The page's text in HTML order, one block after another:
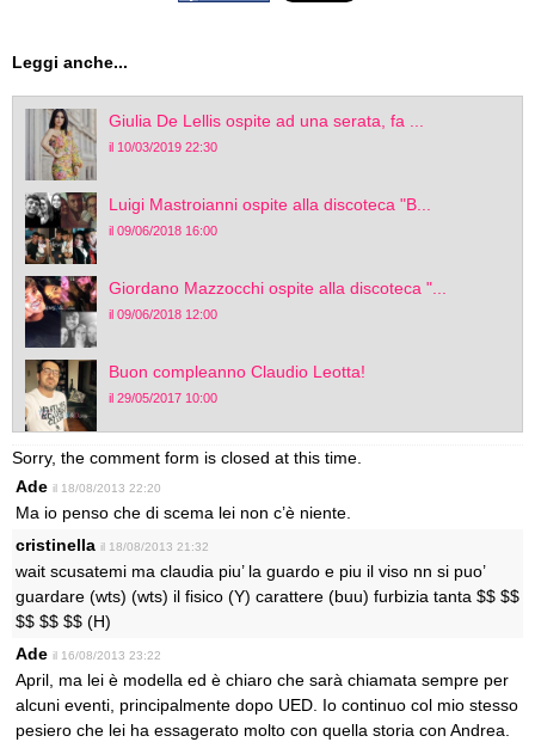
Leggi anche...
Giulia De Lellis ospite ad una serata, fa ...
il 10/03/2019 22:30
Luigi Mastroianni ospite alla discoteca "B...
il 09/06/2018 16:00
Giordano Mazzocchi ospite alla discoteca "...
il 09/06/2018 12:00
Buon compleanno Claudio Leotta!
il 29/05/2017 10:00
Sorry, the comment form is closed at this time.
Ade il 18/08/2013 22:20
Ma io penso che di scema lei non c’è niente.
cristinella il 18/08/2013 21:32
wait scusatemi ma claudia piu’ la guardo e piu il viso nn si puo’
guardare (wts) (wts) il fisico (Y) carattere (buu) furbizia tanta $$ $$
$$ $$ $$ (H)
Ade il 16/08/2013 23:22
April, ma lei è modella ed è chiaro che sarà chiamata sempre per
alcuni eventi, principalmente dopo UED. Io continuo col mio stesso
pesiero che lei ha essagerato molto con quella storia con Andrea.